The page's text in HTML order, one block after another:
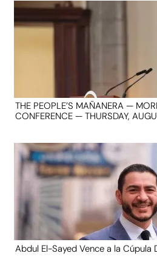
THE PEOPLE’S MAÑANERA —
CONFERENCE — THURSDAY,
Abdul El-Sayed Vence a la Cúpula